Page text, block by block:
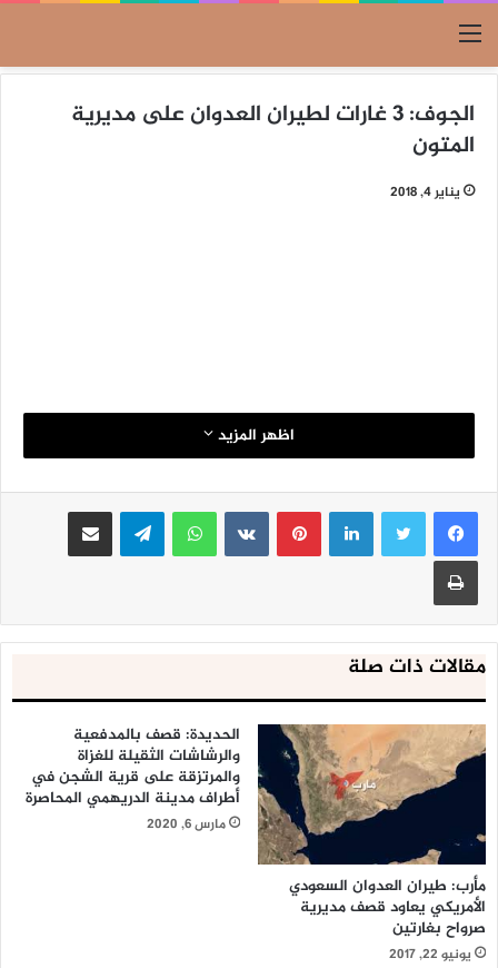
القائمة
الجوف: 3 غارات لطيران العدوان على مديرية
المتون
يناير 4, 2018
اظهر المزيد
لينكدإنبينتيريست واتساب تيلقرام مشاركة عبر البريد
طباعة
مقالات ذات صلة
مأرب: طيران العدوان السعودي
الأمريكي يعاود قصف مديرية
صرواح بغارتين
يونيو 22, 2017
الحديدة: قصف بالمدفعية
والرشاشات الثقيلة للغزاة
والمرتزقة على قرية الشجن في
أطراف مدينة الدريهمي المحاصرة
مارس 6, 2020